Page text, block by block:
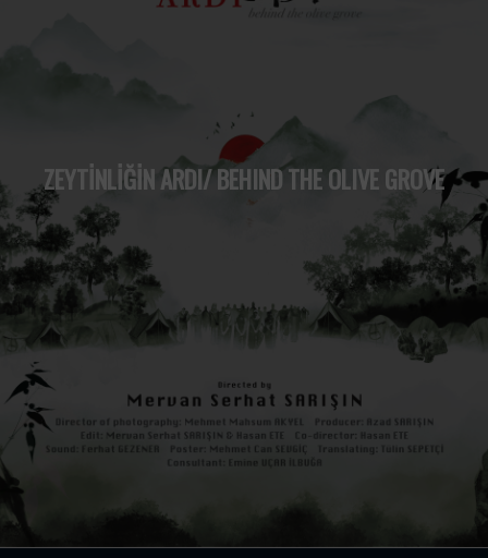
ZEYTİNLİĞİN ARDI/ BEHIND THE OLIVE GROVE